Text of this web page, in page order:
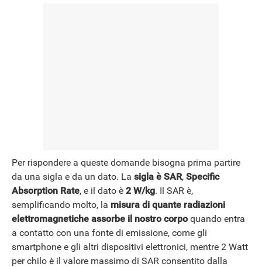
Per rispondere a queste domande bisogna prima partire
da una sigla e da un dato. La sigla è SAR, Specific
Absorption Rate, e il dato è 2 W/kg. Il SAR è,
semplificando molto, la misura di quante radiazioni
elettromagnetiche assorbe il nostro corpoquando entra
a contatto con una fonte di emissione, come gli
smartphone e gli altri dispositivi elettronici, mentre 2 Watt
per chilo è il valore massimo di SAR consentito dalla